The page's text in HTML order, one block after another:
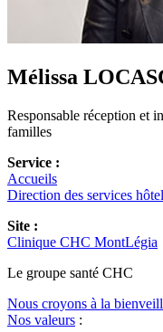
Mélissa
Responsable réception et
familles
Service :
Accueils
Direction des services
Site :
Clinique CHC MontLégia
Le groupe santé CHC
Nous croyons à la
Nos valeurs :